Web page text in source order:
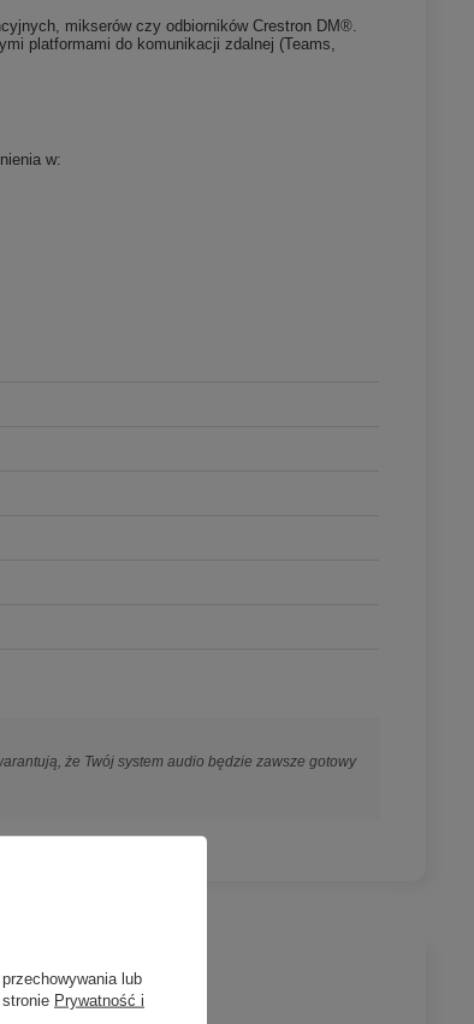
mikserów czy odbiorników Crestron DM®.
platformami do komunikacji zdalnej (Teams,
w:
że Twój system audio będzie zawsze gotowy
lub
Prywatność i